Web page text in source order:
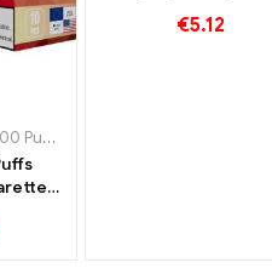
Puff
den
og tyggegummi er
€5.12